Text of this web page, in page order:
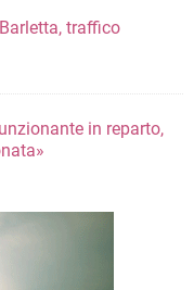
traffico
in reparto,